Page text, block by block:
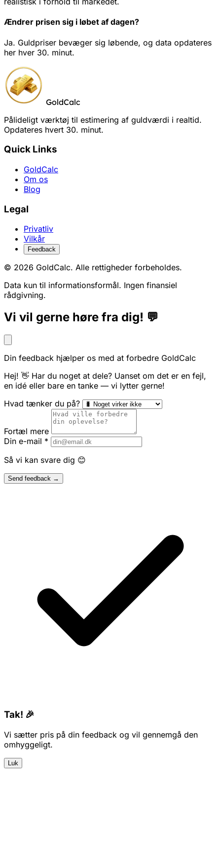
Ændrer prisen sig i løbet af dagen?
Ja. Guldpriser bevæger sig løbende, og data opdateres
her hver 30. minut.
GoldCalc
Pålideligt værktøj til estimering af guldværdi i realtid.
Opdateres hvert 30. minut.
Quick Links
GoldCalc
Om os
Blog
Legal
Privatliv
Vilkår
Feedback
© 2026 GoldCalc. Alle rettigheder forbeholdes.
Data kun til informationsformål. Ingen finansiel
rådgivning.
Vi vil gerne høre fra dig! 💬
Din feedback hjælper os med at forbedre GoldCalc
Hej! 👋 Har du noget at dele? Uanset om det er en fejl,
en idé eller bare en tanke — vi lytter gerne!
Hvad tænker du på?
Fortæl mere
Din e-mail *
Så vi kan svare dig 😊
Send feedback →
Tak! 🎉
Vi sætter pris på din feedback og vil gennemgå den
omhyggeligt.
Luk